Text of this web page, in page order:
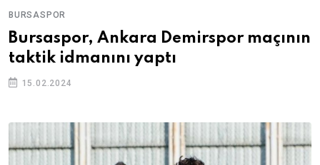
BURSASPOR
Bursaspor, Ankara Demirspor maçının
taktik idmanını yaptı
15.02.2024